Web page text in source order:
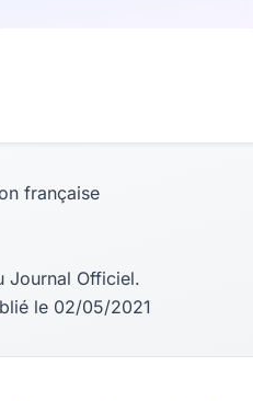
française
Journal Officiel.
le 02/05/2021